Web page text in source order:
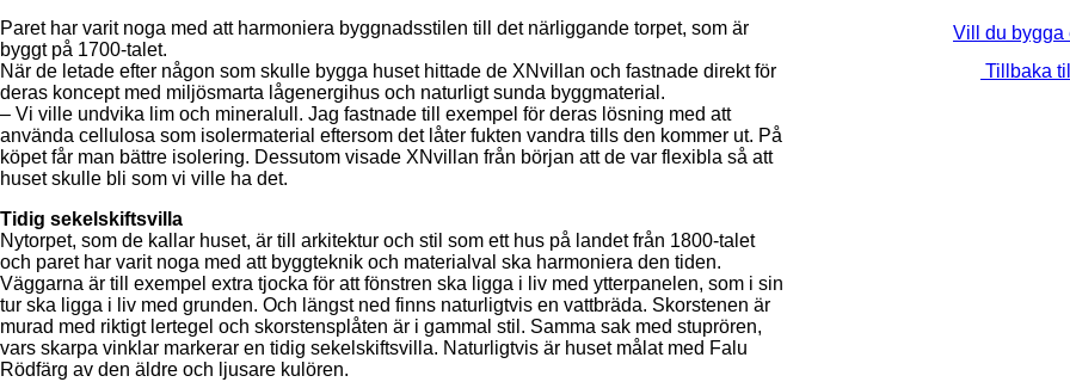
Paret har varit noga med att harmoniera byggnadsstilen till det närliggande torpet, som är
byggt på 1700-talet.
När de letade efter någon som skulle bygga huset hittade de XNvillan och fastnade direkt för
deras koncept med miljösmarta lågenergihus och naturligt sunda byggmaterial.
– Vi ville undvika lim och mineralull. Jag fastnade till exempel för deras lösning med att
använda cellulosa som isolermaterial eftersom det låter fukten vandra tills den kommer ut. På
köpet får man bättre isolering. Dessutom visade XNvillan från början att de var flexibla så att
huset skulle bli som vi ville ha det.
Tidig sekelskiftsvilla
Nytorpet, som de kallar huset, är till arkitektur och stil som ett hus på landet från 1800-talet
och paret har varit noga med att byggteknik och materialval ska harmoniera den tiden.
Väggarna är till exempel extra tjocka för att fönstren ska ligga i liv med ytterpanelen, som i sin
tur ska ligga i liv med grunden. Och längst ned finns naturligtvis en vattbräda. Skorstenen är
murad med riktigt lertegel och skorstensplåten är i gammal stil. Samma sak med stuprören,
vars skarpa vinklar markerar en tidig sekelskiftsvilla. Naturligtvis är huset målat med Falu
Rödfärg av den äldre och ljusare kulören.
Vill du
Tillbaka